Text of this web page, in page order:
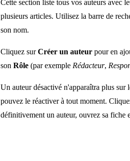
Cette section liste tous vos auteurs avec
plusieurs articles. Utilisez la barre de
son nom.
Cliquez surCréer un auteur pour en
son Rôle (par exemple Rédacteur,
Un auteur désactivé n'apparaîtra plus sur
pouvez le réactiver à tout moment.
définitivement un auteur, ouvrez sa fiche